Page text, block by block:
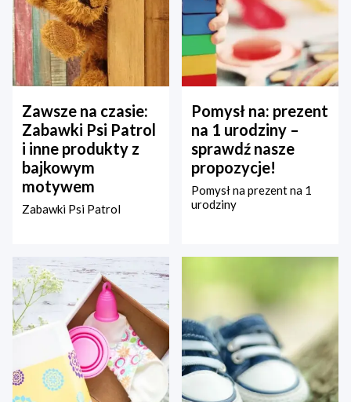
Zawsze na czasie:
Zabawki Psi Patrol
i inne produkty z
bajkowym
motywem
Zabawki Psi Patrol
Pomysł na: prezent
na 1 urodziny –
sprawdź nasze
propozycje!
Pomysł na prezent na 1
urodziny